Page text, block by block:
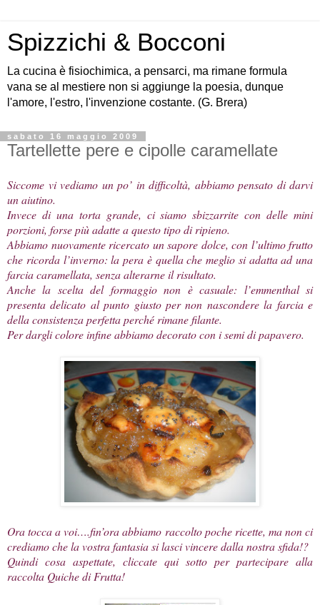
Spizzichi & Bocconi
La cucina è fisiochimica, a pensarci, ma rimane formula
vana se al mestiere non si aggiunge la poesia, dunque
l'amore, l'estro, l'invenzione costante. (G. Brera)
sabato 16 maggio 2009
Tartellette pere e cipolle caramellate
Siccome vi vediamo un po’ in difficoltà, abbiamo pensato di darvi
un aiutino.
Invece di una torta grande, ci siamo sbizzarrite con delle mini
porzioni, forse più adatte a questo tipo di ripieno.
Abbiamo nuovamente ricercato un sapore dolce, con l’ultimo frutto
che ricorda l’inverno: la pera è quella che meglio si adatta ad una
farcia caramellata, senza alterarne il risultato.
Anche la scelta del formaggio non è casuale: l’emmenthal si
presenta delicato al punto giusto per non nascondere la farcia e
della consistenza perfetta perché rimane filante.
Per dargli colore infine abbiamo decorato con i semi di papavero.
Ora tocca a voi….fin’ora abbiamo raccolto poche ricette, ma non ci
crediamo che la vostra fantasia si lasci vincere dalla nostra sfida!?
Quindi cosa aspettate, cliccate qui sotto per partecipare alla
raccolta Quiche di Frutta!